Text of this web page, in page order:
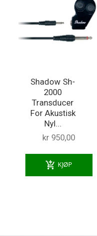
Shadow Sh-
2000
Transducer
For Akustisk
Nyl...
kr 950,00
add_shopping_cart KJØP